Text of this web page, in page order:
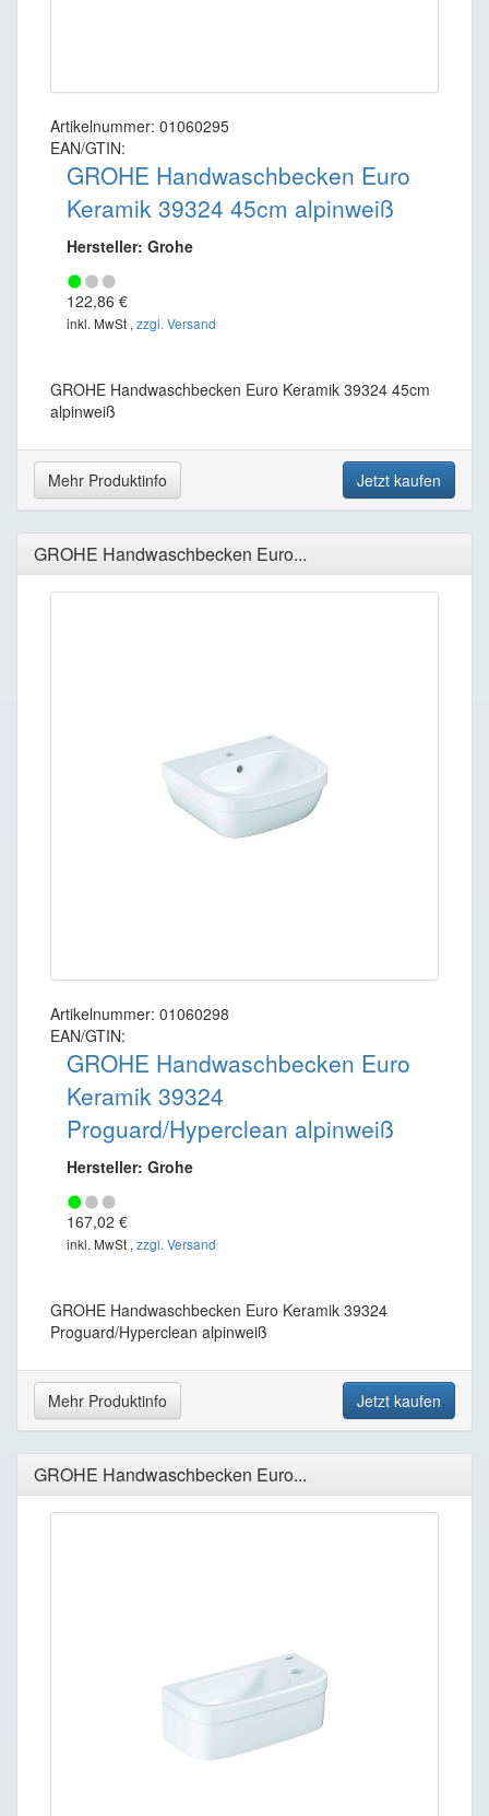
Artikelnummer: 01060295
EAN/GTIN:
GROHE Handwaschbecken Euro
Keramik 39324 45cm alpinweiß
Hersteller: Grohe
122,86 €
inkl. MwSt , zzgl. Versand
GROHE Handwaschbecken Euro Keramik 39324 45cm
alpinweiß
Mehr Produktinfo Jetzt kaufen
GROHE Handwaschbecken Euro...
Artikelnummer: 01060298
EAN/GTIN:
GROHE Handwaschbecken Euro
Keramik 39324
Proguard/Hyperclean alpinweiß
Hersteller: Grohe
167,02 €
inkl. MwSt , zzgl. Versand
GROHE Handwaschbecken Euro Keramik 39324
Proguard/Hyperclean alpinweiß
Mehr Produktinfo Jetzt kaufen
GROHE Handwaschbecken Euro...